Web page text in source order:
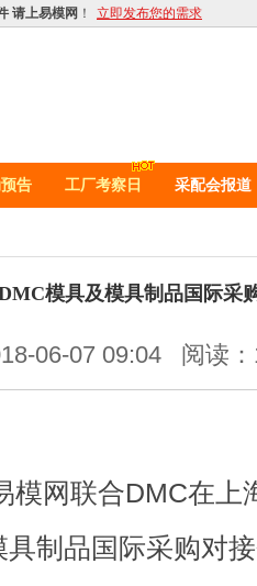
请上易模网 ！ 立即发布您的需求
告 工厂考察日 采配会报道
模具及模具制品国际采
06-07 09:04 阅读：
模网联合DMC在上
制品国际采购对